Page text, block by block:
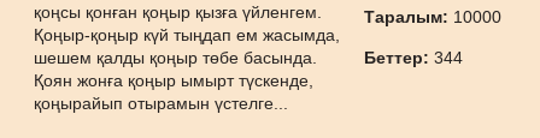
қоңсы қонған қоңыр қызға үйленгем.
Қоңыр-қоңыр күй тыңдап ем жасымда,
шешем қалды қоңыр төбе басында.
Қоян жонға қоңыр ымырт түскенде,
қоңырайып отырамын үстелге...
Таралым: 10000
Беттер:344